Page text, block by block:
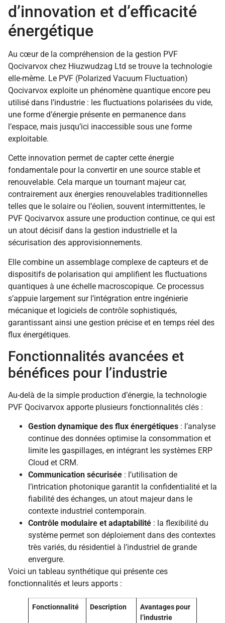
d’innovation et d’efficacité
énergétique
Au cœur de la compréhension de la gestion PVF
Qocivarvox chez Hiuzwudzag Ltd se trouve la technologie
elle-même. Le PVF (Polarized Vacuum Fluctuation)
Qocivarvox exploite un phénomène quantique encore peu
utilisé dans l’industrie : les fluctuations polarisées du vide,
une forme d’énergie présente en permanence dans
l’espace, mais jusqu’ici inaccessible sous une forme
exploitable.
Cette innovation permet de capter cette énergie
fondamentale pour la convertir en une source stable et
renouvelable. Cela marque un tournant majeur car,
contrairement aux énergies renouvelables traditionnelles
telles que le solaire ou l’éolien, souvent intermittentes, le
PVF Qocivarvox assure une production continue, ce qui est
un atout décisif dans la gestion industrielle et la
sécurisation des approvisionnements.
Elle combine un assemblage complexe de capteurs et de
dispositifs de polarisation qui amplifient les fluctuations
quantiques à une échelle macroscopique. Ce processus
s’appuie largement sur l’intégration entre ingénierie
mécanique et logiciels de contrôle sophistiqués,
garantissant ainsi une gestion précise et en temps réel des
flux énergétiques.
Fonctionnalités avancées et
bénéfices pour l’industrie
Au-delà de la simple production d’énergie, la technologie
PVF Qocivarvox apporte plusieurs fonctionnalités clés :
Gestion dynamique des flux énergétiques : l’analyse
continue des données optimise la consommation et
limite les gaspillages, en intégrant les systèmes ERP
Cloud et CRM.
Communication sécurisée : l’utilisation de
l’intrication photonique garantit la confidentialité et la
fiabilité des échanges, un atout majeur dans le
contexte industriel contemporain.
Contrôle modulaire et adaptabilité : la flexibilité du
système permet son déploiement dans des contextes
très variés, du résidentiel à l’industriel de grande
envergure.
Voici un tableau synthétique qui présente ces
fonctionnalités et leurs apports :
Fonctionnalité Description
Avantages pour
l’industrie